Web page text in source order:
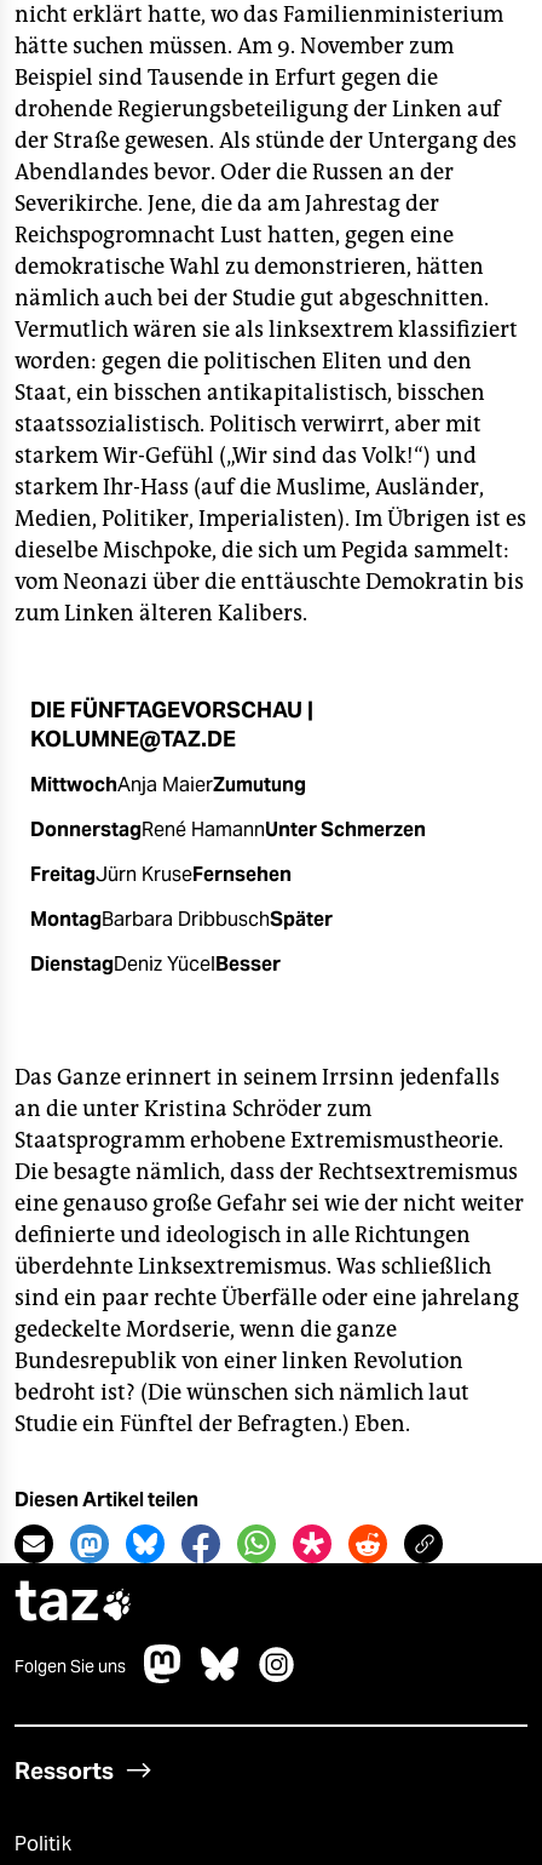
nicht erklärt hatte, wo das Familienministerium
hätte suchen müssen. Am 9. November zum
Beispiel sind Tausende in Erfurt gegen die
drohende Regierungsbeteiligung der Linken auf
der Straße gewesen. Als stünde der Untergang des
Abendlandes bevor. Oder die Russen an der
Severikirche. Jene, die da am Jahrestag der
Reichspogromnacht Lust hatten, gegen eine
demokratische Wahl zu demonstrieren, hätten
nämlich auch bei der Studie gut abgeschnitten.
Vermutlich wären sie als linksextrem klassifiziert
worden: gegen die politischen Eliten und den
Staat, ein bisschen antikapitalistisch, bisschen
staatssozialistisch. Politisch verwirrt, aber mit
starkem Wir-Gefühl („Wir sind das Volk!“) und
starkem Ihr-Hass (auf die Muslime, Ausländer,
Medien, Politiker, Imperialisten). Im Übrigen ist es
dieselbe Mischpoke, die sich um Pegida sammelt:
vom Neonazi über die enttäuschte Demokratin bis
zum Linken älteren Kalibers.
DIE FÜNFTAGEVORSCHAU |
KOLUMNE@TAZ.DE
MittwochAnja MaierZumutung
DonnerstagRené HamannUnter Schmerzen
FreitagJürn KruseFernsehen
MontagBarbara DribbuschSpäter
DienstagDeniz YücelBesser
Das Ganze erinnert in seinem Irrsinn jedenfalls
an die unter Kristina Schröder zum
Staatsprogramm erhobene Extremismustheorie.
Die besagte nämlich, dass der Rechtsextremismus
eine genauso große Gefahr sei wie der nicht weiter
definierte und ideologisch in alle Richtungen
überdehnte Linksextremismus. Was schließlich
sind ein paar rechte Überfälle oder eine jahrelang
gedeckelte Mordserie, wenn die ganze
Bundesrepublik von einer linken Revolution
bedroht ist? (Die wünschen sich nämlich laut
Studie ein Fünftel der Befragten.) Eben.
Diesen Artikel teilen
taz
Folgen Sie uns
Ressorts
Politik